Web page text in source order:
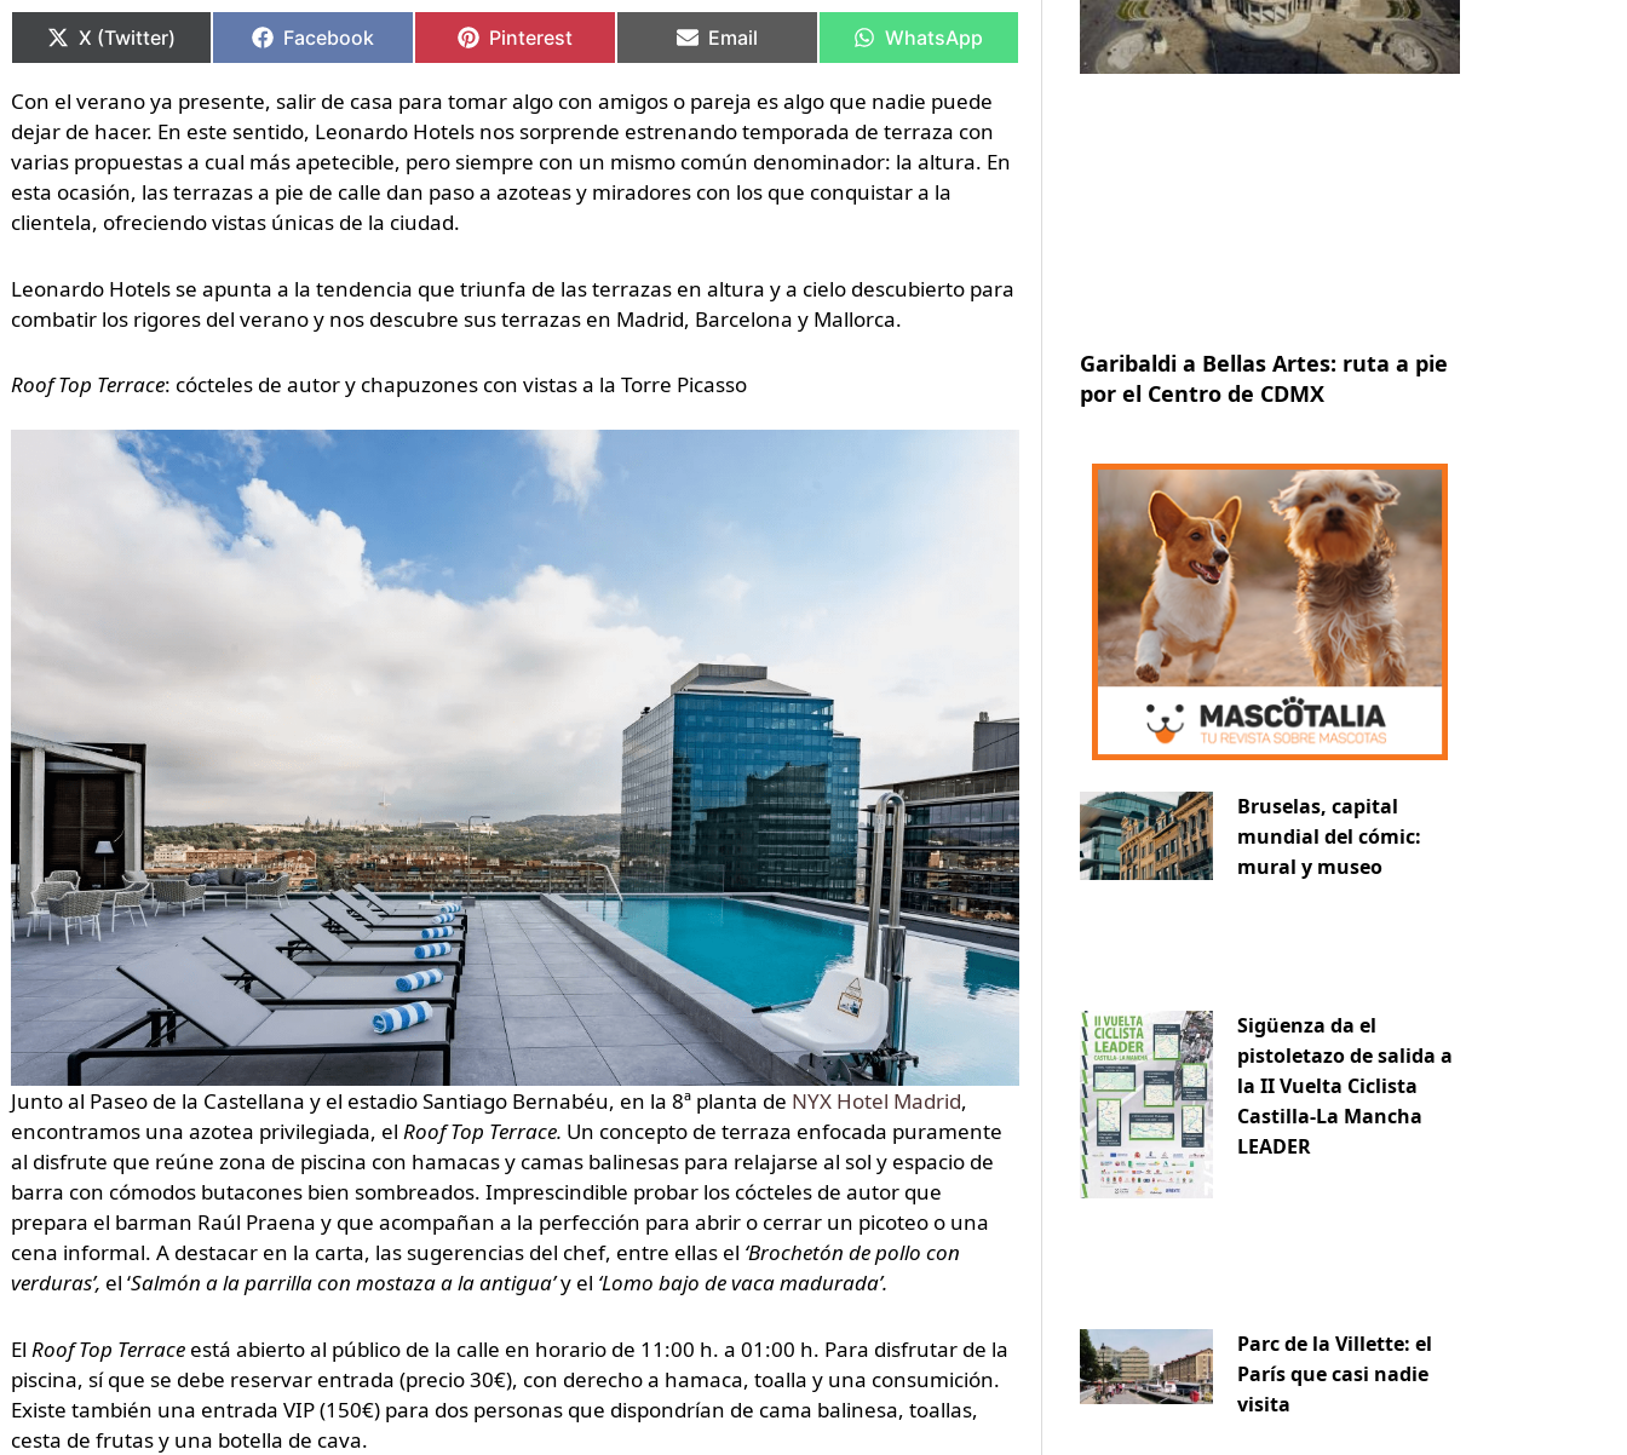
en
X (Twitter)
en
Facebook
en
Pinterest
en
Email
en
WhatsApp
Con el verano ya presente, salir de casa para tomar algo con amigos o pareja es algo que nadie puede
dejar de hacer. En este sentido, Leonardo Hotels nos sorprende estrenando temporada de terraza con
varias propuestas a cual más apetecible, pero siempre con un mismo común denominador: la altura. En
esta ocasión, las terrazas a pie de calle dan paso a azoteas y miradores con los que conquistar a la
clientela, ofreciendo vistas únicas de la ciudad.
Leonardo Hotels se apunta a la tendencia que triunfa de las terrazas en altura y a cielo descubierto para
combatir los rigores del verano y nos descubre sus terrazas en Madrid, Barcelona y Mallorca.
Roof Top Terrace: cócteles de autor y chapuzones con vistas a la Torre Picasso
Junto al Paseo de la Castellana y el estadio Santiago Bernabéu, en la 8ª planta de NYX Hotel Madrid,
encontramos una azotea privilegiada, el Roof Top Terrace. Un concepto de terraza enfocada puramente
al disfrute que reúne zona de piscina con hamacas y camas balinesas para relajarse al sol y espacio de
barra con cómodos butacones bien sombreados. Imprescindible probar los cócteles de autor que
prepara el barman Raúl Praena y que acompañan a la perfección para abrir o cerrar un picoteo o una
cena informal. A destacar en la carta, las sugerencias del chef, entre ellas el ‘Brochetón de pollo con
verduras’, el ‘Salmón a la parrilla con mostaza a la antigua’y el ‘Lomo bajo de vaca madurada’.
El Roof Top Terraceestá abierto al público de la calle en horario de 11:00 h. a 01:00 h. Para disfrutar de la
piscina, sí que se debe reservar entrada (precio 30€), con derecho a hamaca, toalla y una consumición.
Existe también una entrada VIP (150€) para dos personas que dispondrían de cama balinesa, toallas,
cesta de frutas y una botella de cava.
en
en
en
en
en
Garibaldi a Bellas Artes: ruta a pie
por el Centro de CDMX
Bruselas, capital
mundial del cómic:
mural y museo
Sigüenza da el
pistoletazo de salida a
la II Vuelta Ciclista
Castilla-La Mancha
LEADER
Parc de la Villette: el
París que casi nadie
visita